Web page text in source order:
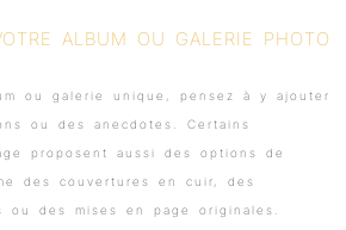
ALBUM OU GALERIE PHOTO
ou galerie unique, pensez à y ajouter
ou des anecdotes. Certains
proposent aussi des options de
des couvertures en cuir, des
ou des mises en page originales.